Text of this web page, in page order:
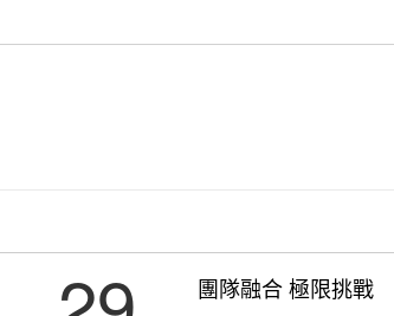
團隊融合 極限挑戰